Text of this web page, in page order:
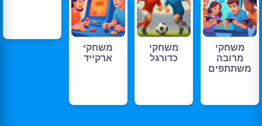
משחקי
מרובה
משתתפים
משחקי
כדורגל
משחקי
ארקייד